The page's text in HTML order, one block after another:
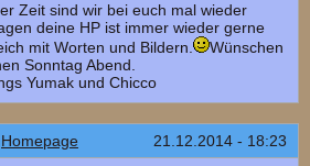
Zeit sind wir bei euch mal wieder
deine HP ist immer wieder gerne
mit Worten und Bildern.
Wünschen
Sonntag Abend.
Yumak und Chicco
Homepage 21.12.2014 - 18:23